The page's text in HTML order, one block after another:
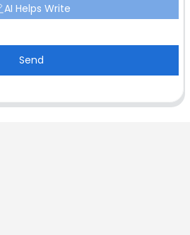
AI Helps Write
Send